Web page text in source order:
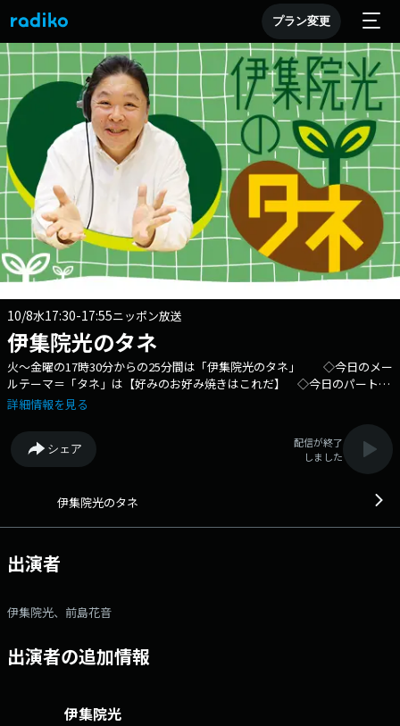
プラン変更
10/8水17:30-17:55ニッポン放送
伊集院光のタネ
火～金曜の17時30分からの25分間は「伊集院光のタネ」 ◇今日のメー
ルテーマ＝「タネ」は【好みのお好み焼きはこれだ】 ◇今日のパートナ
ーは、前島花音アナウンサーです。 番組で募集したメールテーマが皆
くような番組を目指し、たくさんのメッセージを紹介していきます！メー
ルアドレス： ij@1242.com 番組ホームページはこちら twitterハ
ッシュタグは「#伊集院光のタネ」twitterアカウントは「@ijuintane」
詳細情報を見る
シェア
配信が終了
しました
伊集院光のタネ
出演者
伊集院光、前島花音
出演者の追加情報
伊集院光